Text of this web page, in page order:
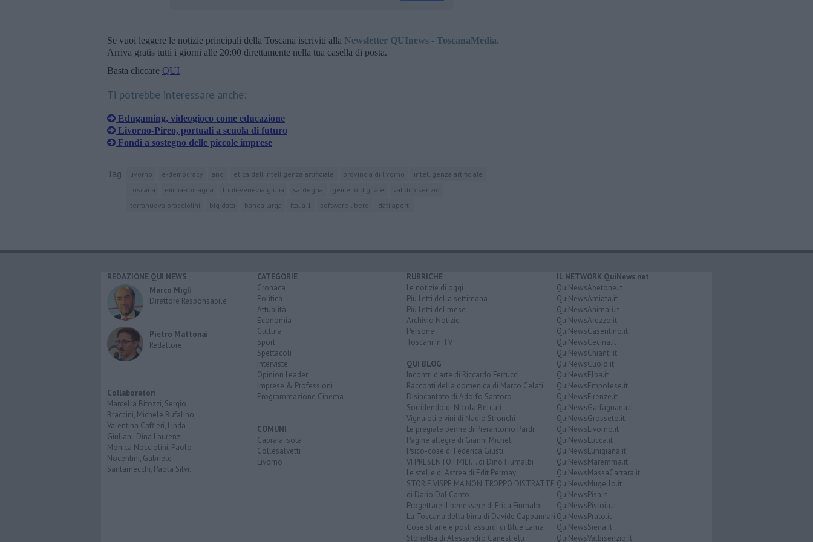
Se vuoi leggere le notizie principali della Toscana iscriviti alla Newsletter QUInews - ToscanaMedia.
Arriva gratis tutti i giorni alle 20:00 direttamente nella tua casella di posta.
Basta cliccare QUI
Ti potrebbe interessare anche:
Edugaming, videogioco come educazione
Livorno-Pireo, portuali a scuola di futuro
Fondi a sostegno delle piccole imprese
Tag livorno e-democracy anci etica dell'intelligenza artificiale provincia di livorno
intelligenza artificiale
toscana
emilia-romagna friuli-venezia giulia sardegna gemello digitale
val di bisenzio
terranuova bracciolini
big data banda larga italia 1 software libero dati aperti
REDAZIONE QUI NEWS
Marco Migli
Direttore Responsabile
Pietro Mattonai
Redattore
Collaboratori
Marcella Bitozzi, Sergio
Braccini, Michele Bufalino,
Valentina Caffieri, Linda
Giuliani, Dina Laurenzi,
Monica Nocciolini, Paolo
Nocentini, Gabriele
Santarnecchi, Paola Silvi.
CATEGORIE
Cronaca
Politica
Attualità
Economia
Cultura
Sport
Spettacoli
Interviste
Opinion Leader
Imprese & Professioni
Programmazione Cinema
COMUNI
Capraia Isola
Collesalvetti
Livorno
RUBRICHE
Le notizie di oggi
Più Letti della settimana
Più Letti del mese
Archivio Notizie
Persone
Toscani in TV
QUI BLOG
Incontri d'arte di Riccardo Ferrucci
Racconti della domenica di Marco Celati
Disincantato di Adolfo Santoro
Sorridendo di Nicola Belcari
Vignaioli e vini di Nadio Stronchi
Le pregiate penne di Pierantonio Pardi
Pagine allegre di Gianni Micheli
Psico-cose di Federica Giusti
VI PRESENTO I MIEI... di Dino Fiumalbi
Le stelle di Astrea di Edit Permay
STORIE VISPE MA NON TROPPO DISTRATTE
di Dario Dal Canto
Progettare il benessere di Erica Fiumalbi
La Toscana della birra di Davide Cappannari
Cose strane e posti assurdi di Blue Lama
Storielba di Alessandro Canestrelli
IL NETWORK QuiNews.net
QuiNewsAbetone.it
QuiNewsAmiata.it
QuiNewsAnimali.it
QuiNewsArezzo.it
QuiNewsCasentino.it
QuiNewsCecina.it
QuiNewsChianti.it
QuiNewsCuoio.it
QuiNewsElba.it
QuiNewsEmpolese.it
QuiNewsFirenze.it
QuiNewsGarfagnana.it
QuiNewsGrosseto.it
QuiNewsLivorno.it
QuiNewsLucca.it
QuiNewsLunigiana.it
QuiNewsMaremma.it
QuiNewsMassaCarrara.it
QuiNewsMugello.it
QuiNewsPisa.it
QuiNewsPistoia.it
QuiNewsPrato.it
QuiNewsSiena.it
QuiNewsValbisenzio.it